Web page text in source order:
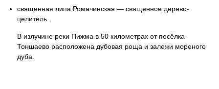
священная липа Ромачинская — священное дерево-
целитель.
В излучине реки Пижма в 50 километрах от посёлка
Тоншаево расположена дубовая роща и залежи мореного
дуба.